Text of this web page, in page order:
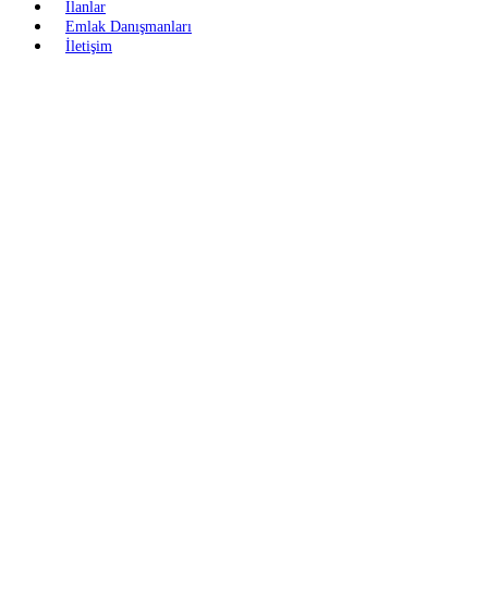
İlanlar
Emlak Danışmanları
İletişim